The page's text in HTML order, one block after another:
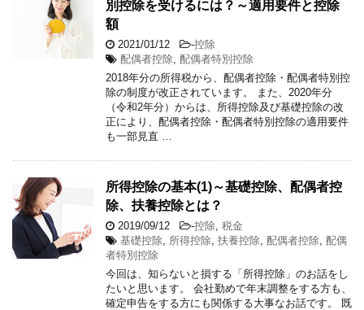
別控除を受けるには？～適用要件と控除
額
2021/01/12 -控除
配偶者控除 配偶者特別控除
2018年分の所得税から、配偶者控除・配偶者特別控
除の制度が改正されています。 また、2020年分
（令和2年分）からは、所得控除及び基礎控除の改
正により、配偶者控除・配偶者特別控除の適用要件
も一部見直 …
所得控除の基本(1)～基礎控除、配偶者控
除、扶養控除とは？
2019/09/12 -控除 税金
基礎控除 所得控除 扶養控除 配偶者控除 配偶
者特別控除
今回は、知らないと損する「所得控除」のお話をし
たいと思います。 会社勤めで年末調整をする方も、
確定申告をする方にも関係する大事なお話です。 既